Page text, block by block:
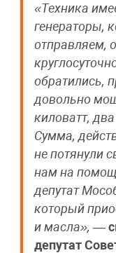
«Техника
генераторы,
отправляем,
обратились,
довольно
киловатт,
Сумма,
не потянули
нам на
депутат
который
и масла», —
депутат